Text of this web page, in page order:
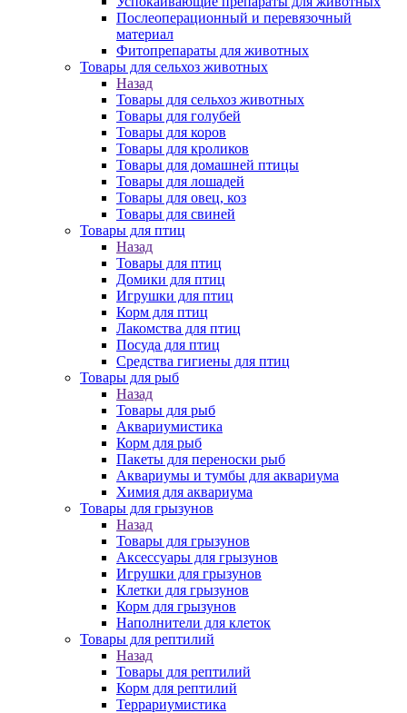
Послеоперационный и перевязочный
материал
Фитопрепараты для животных
Товары для сельхоз животных
Назад
Товары для сельхоз животных
Товары для голубей
Товары для коров
Товары для кроликов
Товары для домашней птицы
Товары для лошадей
Товары для овец, коз
Товары для свиней
Товары для птиц
Назад
Товары для птиц
Домики для птиц
Игрушки для птиц
Корм для птиц
Лакомства для птиц
Посуда для птиц
Средства гигиены для птиц
Товары для рыб
Назад
Товары для рыб
Аквариумистика
Корм для рыб
Пакеты для переноски рыб
Аквариумы и тумбы для аквариума
Химия для аквариума
Товары для грызунов
Назад
Товары для грызунов
Аксессуары для грызунов
Игрушки для грызунов
Клетки для грызунов
Корм для грызунов
Наполнители для клеток
Товары для рептилий
Назад
Товары для рептилий
Корм для рептилий
Террариумистика